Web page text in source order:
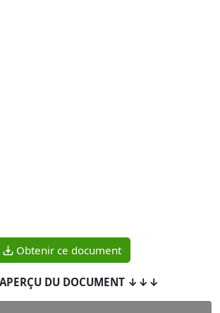
Obtenir ce document
DU DOCUMENT ↓↓↓